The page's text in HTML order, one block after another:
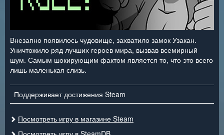
Внезапно появилось чудовище, захватило замок Узакан.
Уничтожило ряд лучших героев мира, вызвав всемирный
шум. Самым шокирующим фактом является то, что это всего
лишь маленькая слизь.
Поддерживает достижения Steam
Посмотреть игру в магазине Steam